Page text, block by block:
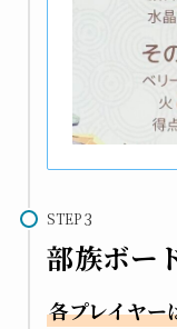
STEP
部族ボー
各プレイヤー